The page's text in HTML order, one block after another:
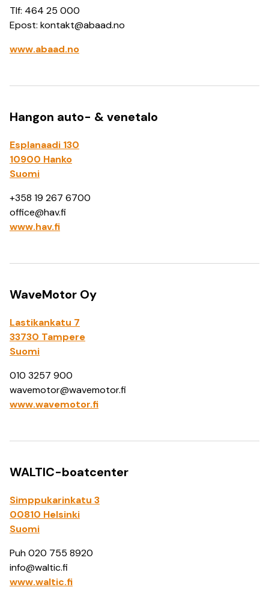
Tlf: 464 25 000
Epost: kontakt@abaad.no
www.abaad.no
Hangon auto- & venetalo
Esplanaadi 130
10900 Hanko
Suomi
+358 19 267 6700
office@hav.fi
www.hav.fi
WaveMotor Oy
Lastikankatu 7
33730 Tampere
Suomi
010 3257 900
wavemotor@wavemotor.fi
www.wavemotor.fi
WALTIC-boatcenter
Simppukarinkatu 3
00810 Helsinki
Suomi
Puh 020 755 8920
info@waltic.fi
www.waltic.fi